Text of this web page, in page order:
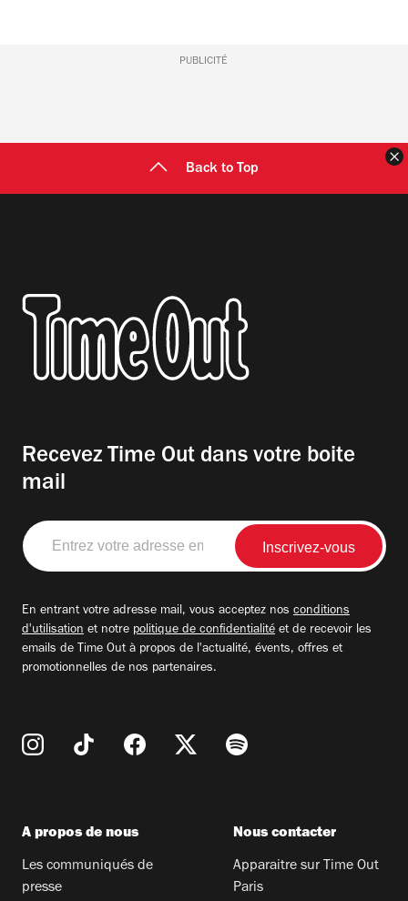
PUBLICITÉ
Back to Top
Recevez Time Out dans votre boite
mail
Entrez
votre
adresse
En entrant votre adresse mail, vous acceptez nos conditions
d'utilisation et notre politique de confidentialité et de recevoir les
emails de Time Out à propos de l'actualité, évents, offres et
promotionnelles de nos partenaires.
A propos de nous
Les communiqués de
presse
Nous contacter
Apparaitre sur Time Out
Paris